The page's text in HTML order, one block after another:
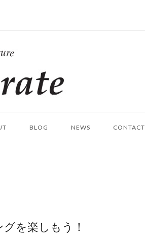
BLOG NEWS CONTACT
を楽しもう！